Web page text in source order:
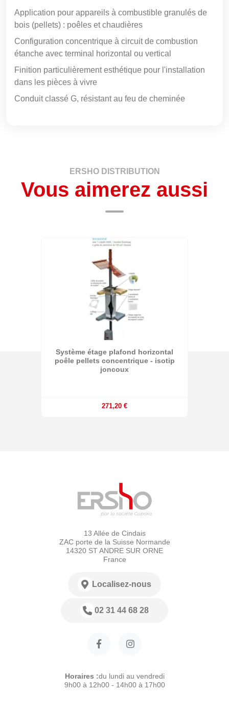
Application pour appareils à combustible granulés de
bois (pellets) : poêles et chaudières
Configuration concentrique à circuit de combustion
étanche avec terminal horizontal ou vertical
Finition particulièrement esthétique pour l'installation
dans les pièces à vivre
Conduit classé G, résistant au feu de cheminée
ERSHO DISTRIBUTION
Vous aimerez aussi
Système étage plafond horizontal
poêle pellets concentrique - isotip
joncoux
271,20 €
13 Allée de Cindais
ZAC porte de la Suisse Normande
14320 ST ANDRE SUR ORNE
France
Localisez-nous
02 31 44 68 28
Horaires :du lundi au vendredi
9h00 à 12h00 - 14h00 à 17h00